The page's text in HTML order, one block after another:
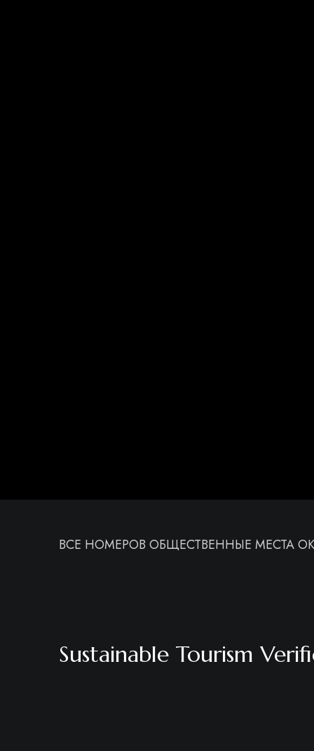
ВСЕ НОМЕРОВ ОБЩЕСТВЕННЫЕ МЕСТА
Sustainable Tourism